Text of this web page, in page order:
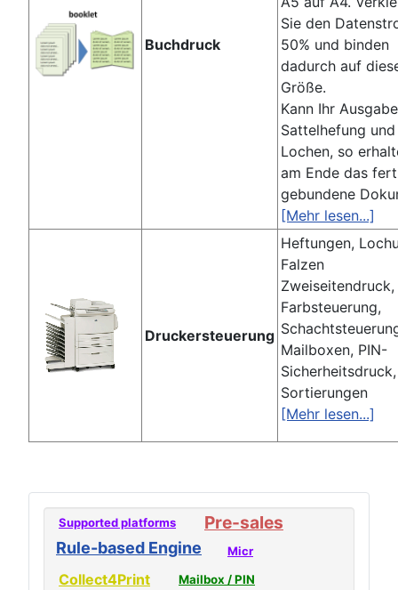
Supported platforms Pre-sales
Rule-based Engine Micr
Collect4Print Mailbox / PIN
Buchdruck
Sie den
50% und binden
dadurch auf
Größe.
Kann Ihr
Sattelhefung und
Lochen, so
am Ende das
gebundene
[Mehr lesen...]
Druckersteuerung
Heftungen,
Falzen
Zweiseitendruck,
Farbsteuerung,
Mailboxen, PIN-
Sicherheitsdruck,
Sortierungen
[Mehr lesen...]